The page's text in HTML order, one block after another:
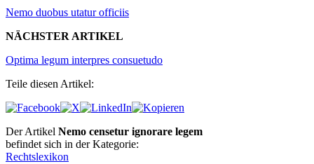
Nemo duobus utatur officiis
NÄCHSTER ARTIKEL
Optima legum interpres consuetudo
Teile diesen Artikel:
Der Artikel Nemo censetur ignorare legem
befindet sich in der Kategorie:
Rechtslexikon